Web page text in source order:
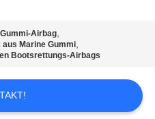
Airbag,
Marine Gummi,
Bootsrettungs-Airbags